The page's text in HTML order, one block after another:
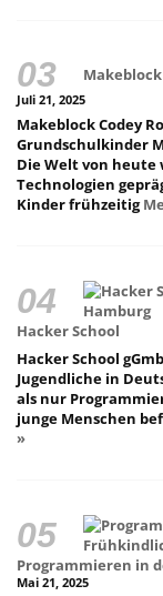
Juli 21, 2025
Makeblock Codey
Grundschulkinder
Die Welt von
Technologien
Kinder frühzeitig
Hacker School
Hacker School
Jugendliche in
als nur
junge Menschen
»
Programmieren in
Mai 21, 2025